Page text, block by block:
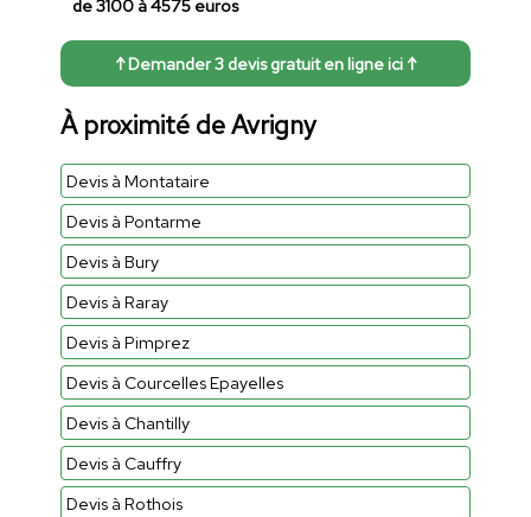
de 3100 à 4575 euros
↑ Demander 3 devis gratuit en ligne ici ↑
À proximité de Avrigny
Devis à Montataire
Devis à Pontarme
Devis à Bury
Devis à Raray
Devis à Pimprez
Devis à Courcelles Epayelles
Devis à Chantilly
Devis à Cauffry
Devis à Rothois